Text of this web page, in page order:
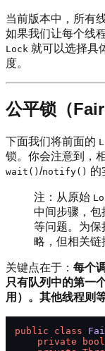
当前版本中，所有
如果我们让每个线
Lock 就可以选择具
度。
公平锁（Fair
下面我们将前面的
锁。你会注意到，
wait() /notify() 的
注：从原始
中间步骤，包
等问题。为保
略，但相关链
关键点在于： 每个
只有队列中的第一
用）。其他线程则
public class
private